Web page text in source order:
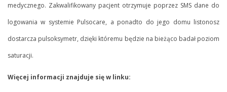
medycznego. Zakwalifikowany pacjent otrzymuje poprzez SMS dane do
logowania w systemie Pulsocare, a ponadto do jego domu listonosz
dostarcza pulsoksymetr, dzięki któremu będzie na bieżąco badał poziom
saturacji.
Więcej informacji znajduje się w linku: